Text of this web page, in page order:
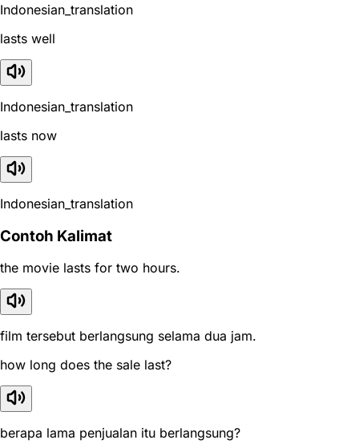
Indonesian_translation
lasts well
Indonesian_translation
lasts now
Indonesian_translation
Contoh Kalimat
the movie lasts for two hours.
film tersebut berlangsung selama dua jam.
how long does the sale last?
berapa lama penjualan itu berlangsung?